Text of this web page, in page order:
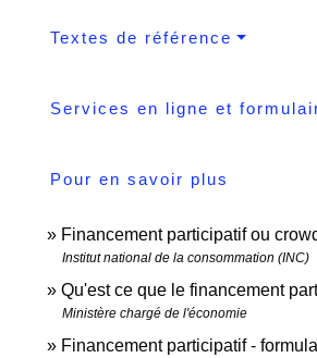
Textes de référence
Services en ligne et
Pour en savoir plus
Financement participatif ou
Institut national de la consommation (INC)
Qu'est ce que le financement
Ministère chargé de l'économie
Financement participatif -